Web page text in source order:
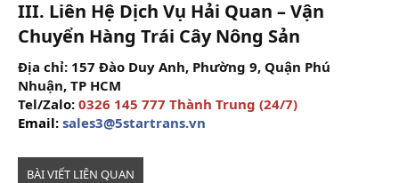
III. Liên Hệ Dịch Vụ Hải Quan – Vận
Chuyển Hàng Trái Cây Nông Sản
Địa chỉ: 157 Đào Duy Anh, Phường 9, Quận Phú
Nhuận, TP HCM
Tel/Zalo: 0326 145 777 Thành Trung (24/7)
Email: sales3@5startrans.vn
BÀI VIẾT LIÊN QUAN